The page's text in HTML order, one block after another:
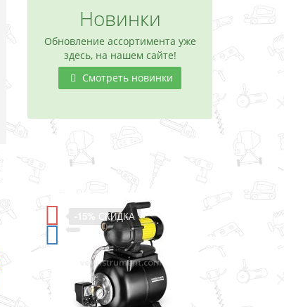
Новинки
Обновление ассортимента уже
здесь, на нашем сайте!
Смотреть новинки
-11%СКИДКА